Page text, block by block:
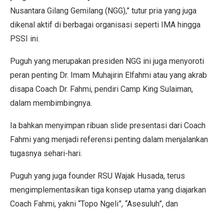
Nusantara Gilang Gemilang (NGG),” tutur pria yang juga
dikenal aktif di berbagai organisasi seperti IMA hingga
PSSI ini.
Puguh yang merupakan presiden NGG ini juga menyoroti
peran penting Dr. Imam Muhajirin Elfahmi atau yang akrab
disapa Coach Dr. Fahmi, pendiri Camp King Sulaiman,
dalam membimbingnya.
Ia bahkan menyimpan ribuan slide presentasi dari Coach
Fahmi yang menjadi referensi penting dalam menjalankan
tugasnya sehari-hari.
Puguh yang juga founder RSU Wajak Husada, terus
mengimplementasikan tiga konsep utama yang diajarkan
Coach Fahmi, yakni “Topo Ngeli”, “Asesuluh”, dan